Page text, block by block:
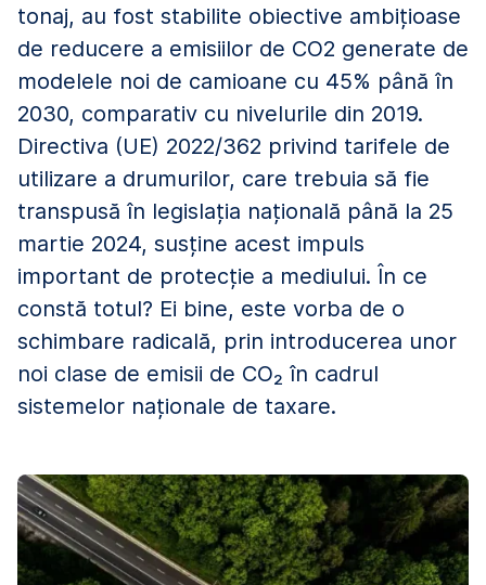
tonaj, au fost stabilite obiective ambițioase
de reducere a emisiilor de CO2 generate de
modelele noi de camioane cu 45% până în
2030, comparativ cu nivelurile din 2019.
Directiva (UE) 2022/362 privind tarifele de
utilizare a drumurilor, care trebuia să fie
transpusă în legislația națională până la 25
martie 2024, susține acest impuls
important de protecție a mediului. În ce
constă totul? Ei bine, este vorba de o
schimbare radicală, prin introducerea unor
noi clase de emisii de CO₂ în cadrul
sistemelor naționale de taxare.